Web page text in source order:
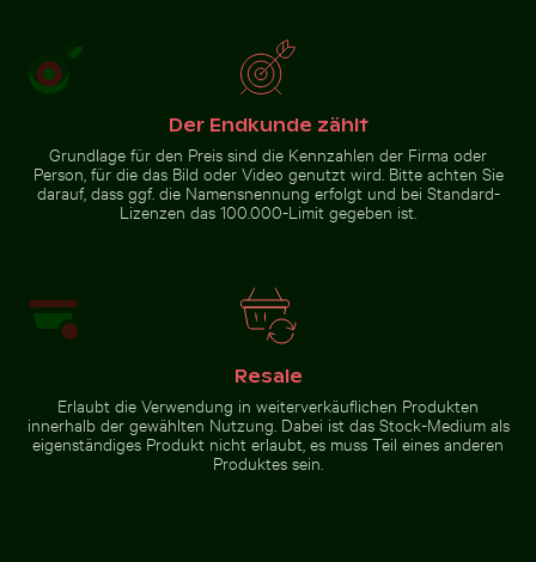
Der Endkunde zählt
Grundlage für den Preis sind die Kennzahlen der Firma oder
Person, für die das Bild oder Video genutzt wird. Bitte achten Sie
darauf, dass ggf. die Namensnennung erfolgt und bei Standard-
Lizenzen das 100.000-Limit gegeben ist.
Resale
Erlaubt die Verwendung in weiterverkäuflichen Produkten
innerhalb der gewählten Nutzung. Dabei ist das Stock-Medium als
eigenständiges Produkt nicht erlaubt, es muss Teil eines anderen
Produktes sein.